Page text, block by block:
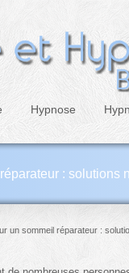
Hypnose
: solutions
un sommeil réparateur :